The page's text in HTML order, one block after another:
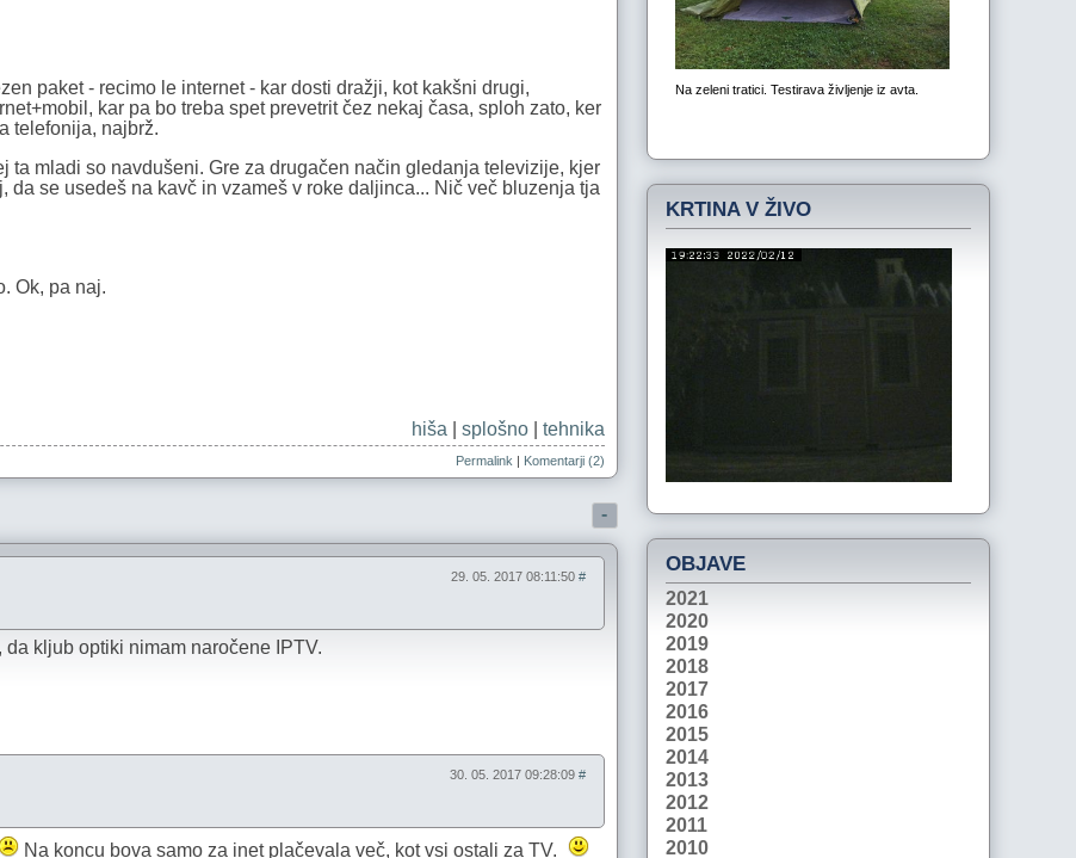
paket - recimo le internet - kar dosti dražji, kot kakšni drugi,
kar pa bo treba spet prevetrit čez nekaj časa, sploh zato, ker
telefonija, najbrž.
ta mladi so navdušeni. Gre za drugačen način gledanja televizije, kjer
se usedeš na kavč in vzameš v roke daljinca... Nič več bluzenja tja
Ok, pa naj.
hiša splošno tehnika
Permalink | Komentarji (2)
-
29. 05. 2017 08:11:50 #
kljub optiki nimam naročene IPTV.
30. 05. 2017 09:28:09 #
Na koncu bova samo za inet plačevala več, kot vsi ostali za TV.
KRTINA V ŽIVO
OBJAVE
2021
2020
2019
2018
2017
2016
2015
2014
2013
2012
2011
2010